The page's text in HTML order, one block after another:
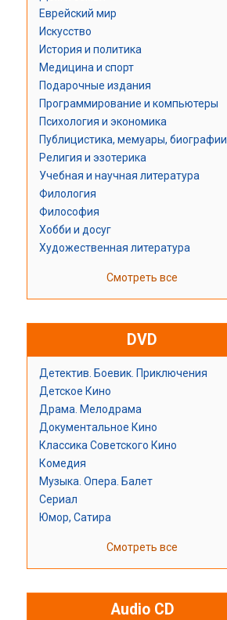
Еврейский мир
Искусство
История и политика
Медицина и спорт
Подарочные издания
Программирование и компьютеры
Психология и экономика
Публицистика, мемуары, биографии
Религия и эзотерика
Учебная и научная литература
Филология
Философия
Хобби и досуг
Художественная литература
Смотреть все
DVD
Детектив. Боевик. Приключения
Детское Кино
Драма. Мелодрама
Документальное Кино
Классика Советского Кино
Комедия
Музыка. Опера. Балет
Сериал
Юмор, Сатира
Смотреть все
Audio CD